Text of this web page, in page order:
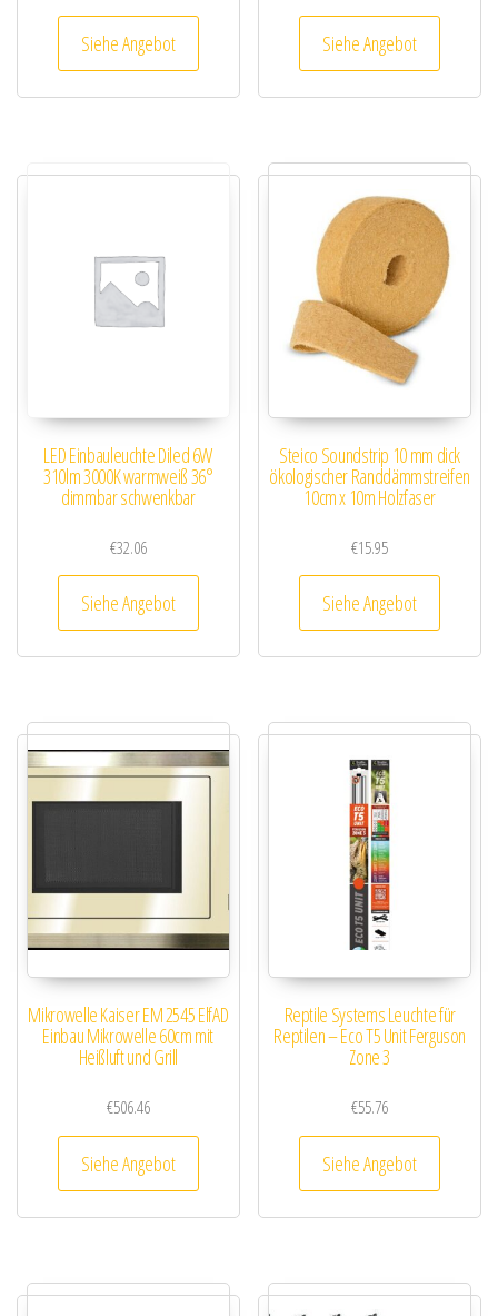
Siehe Angebot Siehe Angebot
LED Einbauleuchte Diled 6W
310lm 3000K warmweiß 36°
dimmbar schwenkbar
€32.06
Siehe Angebot
Steico Soundstrip 10 mm dick
ökologischer Randdämmstreifen
10cm x 10m Holzfaser
€15.95
Siehe Angebot
Mikrowelle Kaiser EM 2545 ElfAD
Einbau Mikrowelle 60cm mit
Heißluft und Grill
€506.46
Siehe Angebot
Reptile Systems Leuchte für
Reptilen – Eco T5 Unit Ferguson
Zone 3
€55.76
Siehe Angebot